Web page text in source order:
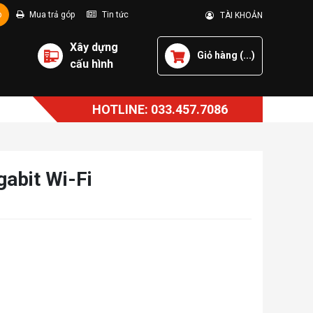
Mua trả góp Tin tức TÀI KHOẢN
Xây dựng
cấu hình
Giỏ hàng (...)
HOTLINE: 033.457.7086
Wi-Fi